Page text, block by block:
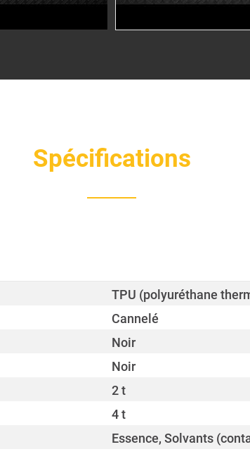
Spécifications
TPU (polyuréthane
Cannelé
Noir
Noir
2 t
4 t
Essence, Solvants